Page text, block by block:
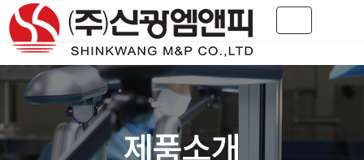
Toggle
제품소개